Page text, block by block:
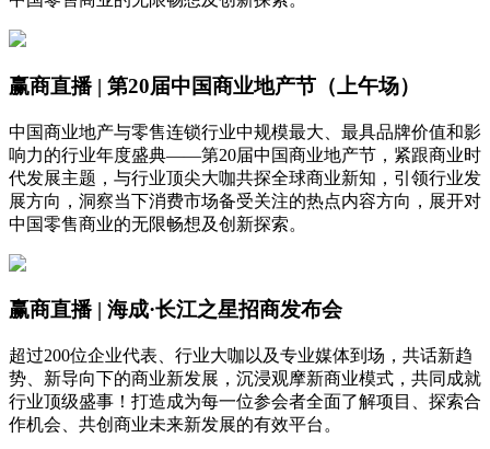
赢商直播 | 第20届中国商业地产节（上午场）
中国商业地产与零售连锁行业中规模最大、最具品牌价值和影
响力的行业年度盛典——第20届中国商业地产节，紧跟商业时
代发展主题，与行业顶尖大咖共探全球商业新知，引领行业发
展方向，洞察当下消费市场备受关注的热点内容方向，展开对
中国零售商业的无限畅想及创新探索。
赢商直播 | 海成·长江之星招商发布会
超过200位企业代表、行业大咖以及专业媒体到场，共话新趋
势、新导向下的商业新发展，沉浸观摩新商业模式，共同成就
行业顶级盛事！打造成为每一位参会者全面了解项目、探索合
作机会、共创商业未来新发展的有效平台。